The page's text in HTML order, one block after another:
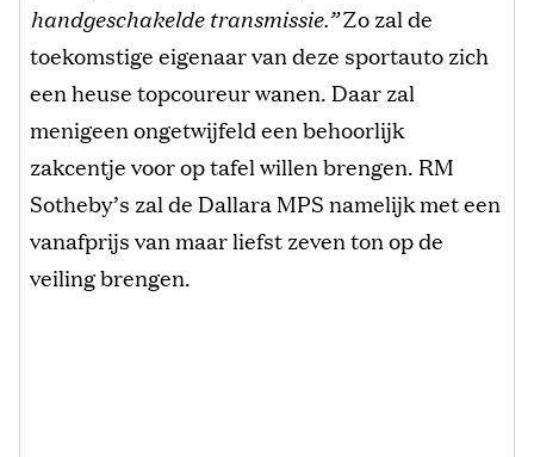
handgeschakelde transmissie.”Zo zal de
toekomstige eigenaar van deze sportauto zich
een heuse topcoureur wanen. Daar zal
menigeen ongetwijfeld een behoorlijk
zakcentje voor op tafel willen brengen. RM
Sotheby’s zal de Dallara MPS namelijk met een
vanafprijs van maar liefst zeven ton op de
veiling brengen.